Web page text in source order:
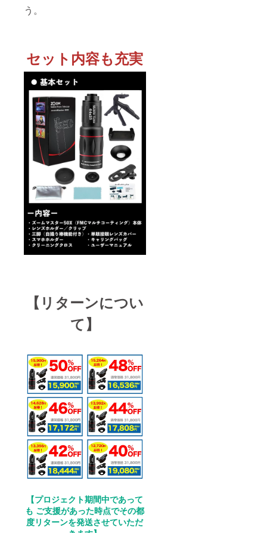
う。
セット内容も充実
【リターンについ
て】
【プロジェクト期間中であって
も ご支援があった時点でその都
度リターンを発送させていただ